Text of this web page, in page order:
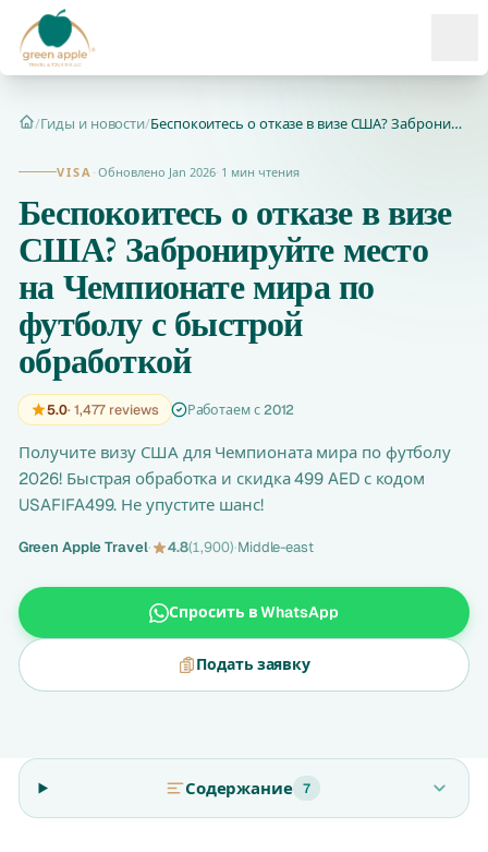
Главная
/Гиды и новости/ Беспокоитесь о отказе в визе США? Забронируйте место на Чемп...
VISA · Обновлено Jan 2026· 1 мин чтения
Беспокоитесь о отказе в визе
США? Забронируйте место
на Чемпионате мира по
футболу с быстрой
обработкой
5.0· 1,477 reviews Работаем с 2012
Получите визу США для Чемпионата мира по футболу
2026! Быстрая обработка и скидка 499 AED с кодом
USAFIFA499. Не упустите шанс!
Green Apple Travel· 4.8(1,900)·Middle-east
Спросить в WhatsApp
Подать заявку
Содержание 7